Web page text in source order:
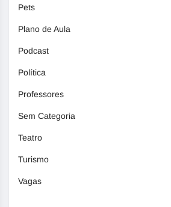
Pets
Plano de Aula
Podcast
Política
Professores
Sem Categoria
Teatro
Turismo
Vagas